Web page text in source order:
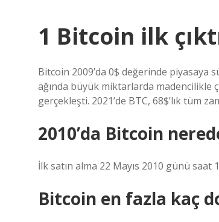
1 Bitcoin ilk
Bitcoin 2009’da 0$ değerinde piyasaya
ağında büyük miktarlarda madencilikle
gerçekleşti. 2021’de BTC, 68$’lık tüm
2010’da Bitcoin
İlk satın alma 22 Mayıs 2010 günü saat
Bitcoin en fazla kaç